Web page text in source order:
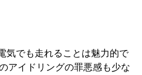
気でも走れることは魅力的で
アイドリングの罪悪感も少な